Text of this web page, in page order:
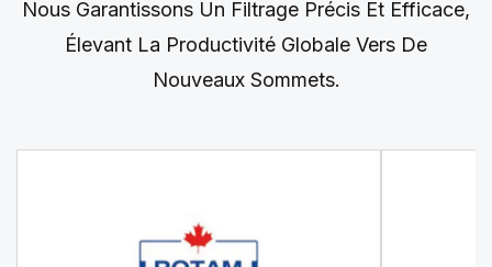
Nous Garantissons Un Filtrage Précis Et Efficace,
Élevant La Productivité Globale Vers De
Nouveaux Sommets.